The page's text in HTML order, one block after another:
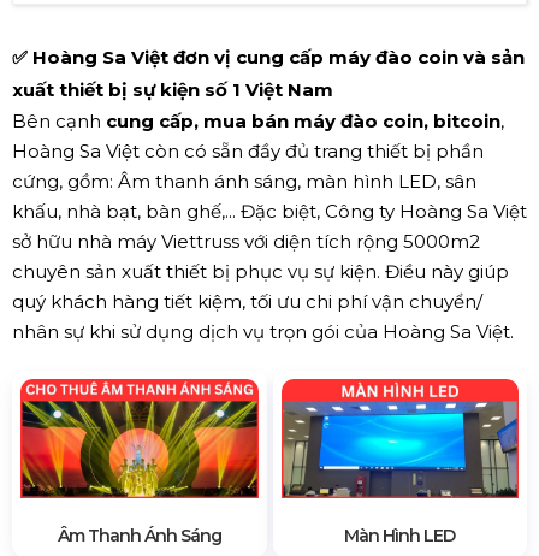
✅ Hoàng Sa Việt đơn vị cung cấp máy đào coin và sản
xuất thiết bị sự kiện số 1 Việt Nam
Bên cạnh cung cấp, mua bán máy đào coin, bitcoin,
Hoàng Sa Việt còn có sẵn đầy đủ trang thiết bị phần
cứng, gồm: Âm thanh ánh sáng, màn hình LED, sân
khấu, nhà bạt, bàn ghế,... Đặc biệt, Công ty Hoàng Sa Việt
sở hữu nhà máy Viettruss với diện tích rộng 5000m2
chuyên sản xuất thiết bị phục vụ sự kiện. Điều này giúp
quý khách hàng tiết kiệm, tối ưu chi phí vận chuyển/
nhân sự khi sử dụng dịch vụ trọn gói của Hoàng Sa Việt.
Âm Thanh Ánh Sáng Màn Hình LED